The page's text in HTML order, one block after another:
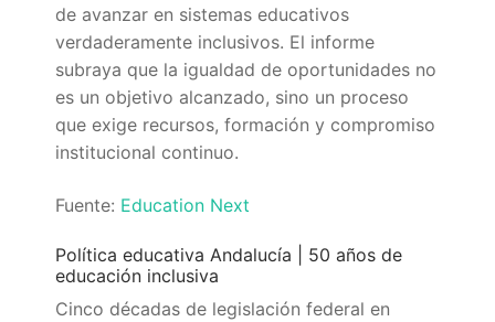
Adián Granada
Adián Huelva
Adián Jaén
FEDADi
Normativa ADIDE
Aula Virtual de Formación del Profesorado
Portal IEDA
Hazte Socio
de avanzar en sistemas educativos
verdaderamente inclusivos. El informe
subraya que la igualdad de oportunidades no
es un objetivo alcanzado, sino un proceso
que exige recursos, formación y compromiso
institucional continuo.
Fuente: Education Next
Política educativa Andalucía | 50 años de
educación inclusiva
Cinco décadas de legislación federal en